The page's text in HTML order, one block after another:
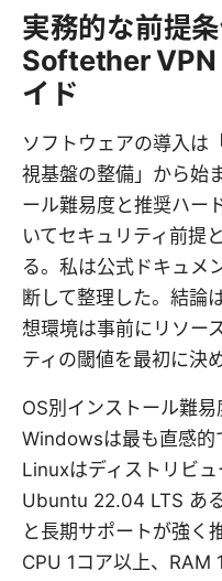
実務的な前提
Softether VPN
イド
ソフトウェアの導入は
視基盤の整備」から始
ール難易度と推奨ハー
いてセキュリティ前提
る。私は公式ドキュメ
断して整理した。結論
想環境は事前にリソー
ティの閾値を最初に決め
OS別インストール難易
Windowsは最も直感的
Linuxはディストリビュ
Ubuntu 22.04 LTS あ
と長期サポートが強く
CPU 1コア以上、RAM